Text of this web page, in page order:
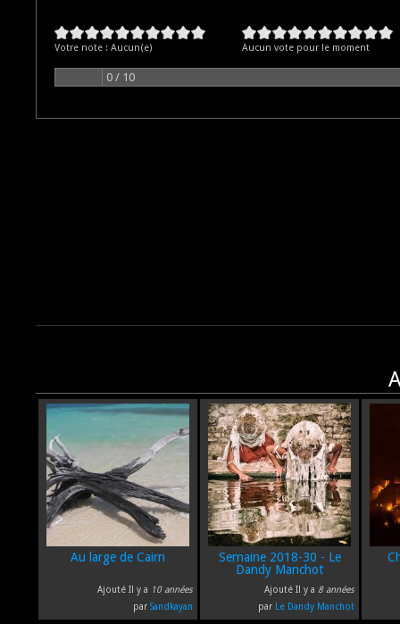
Votre note : Aucun(e) Aucun vote pour le moment
0 / 10
Au large de Cairn
Ajouté Il y a 10 années
par Sandkayan
Semaine 2018-30 - Le
Dandy Manchot
Ajouté Il y a 8 années
par
Le Dandy Manchot